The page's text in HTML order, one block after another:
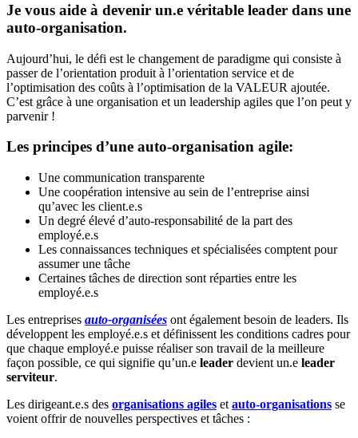
Je vous aide à devenir un.e véritable leader dans une
auto-organisation.
Aujourd’hui, le défi est le changement de paradigme qui consiste à
passer de l’orientation produit à l’orientation service et de
l’optimisation des coûts à l’optimisation de la VALEUR ajoutée.
C’est grâce à une organisation et un leadership agiles que l’on peut y
parvenir !
Les principes d’une auto-organisation agile:
Une communication transparente
Une coopération intensive au sein de l’entreprise ainsi
qu’avec les client.e.s
Un degré élevé d’auto-responsabilité de la part des
employé.e.s
Les connaissances techniques et spécialisées comptent pour
assumer une tâche
Certaines tâches de direction sont réparties entre les
employé.e.s
Les entreprises auto-organisées ont également besoin de leaders. Ils
développent les employé.e.s et définissent les conditions cadres pour
que chaque employé.e puisse réaliser son travail de la meilleure
façon possible, ce qui signifie qu’un.e leader devient un.e leader
serviteur.
Les dirigeant.e.s des organisations agiles et auto-organisations se
voient offrir de nouvelles perspectives et tâches :